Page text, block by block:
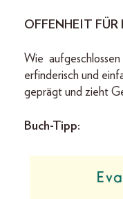
OFFENHEIT FÜR
Wie
erfinderisch und
geprägt und zieht
Buch-Tipp: